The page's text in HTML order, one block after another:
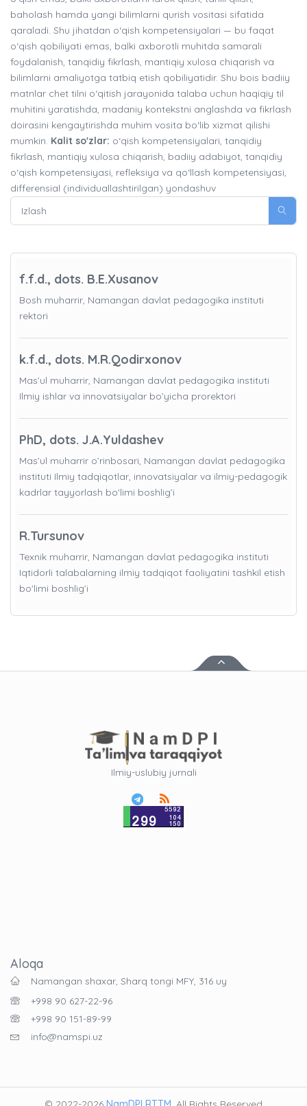
baholash hamda yangi bilimlarni qurish vositasi sifatida
qaraladi. Shu jihatdan o‘qish kompetensiyalari — bu faqat
o‘qish qobiliyati emas, balki axborotli muhitda samarali
foydalanish, tanqidiy fikrlash, mantiqiy xulosa chiqarish va
bilimlarni amaliyotga tatbiq etish qobiliyatidir. Shu bois badiiy
matnlar chet tilni o‘qitish jarayonida talaba uchun haqiqiy til
muhitini yaratishda, madaniy kontekstni anglashda va fikrlash
doirasini kengaytirishda muhim vosita bo‘lib xizmat qilishi
mumkin. Kalit so'zlar: o‘qish kompetensiyalari, tanqidiy
fikrlash, mantiqiy xulosa chiqarish, badiiy adabiyot, tanqidiy
o‘qish kompetensiyasi, refleksiya va qo‘llash kompetensiyasi,
differensial (individuallashtirilgan) yondashuv
f.f.d., dots. B.E.Xusanov
Bosh muharrir, Namangan davlat pedagogika instituti
rektori
k.f.d., dots. M.R.Qodirxonov
Mas’ul muharrir, Namangan davlat pedagogika instituti
Ilmiy ishlar va innovatsiyalar bo’yicha prorektori
PhD, dots. J.A.Yuldashev
Mas’ul muharrir o’rinbosari, Namangan davlat pedagogika
instituti Ilmiy tadqiqotlar, innovatsiyalar va ilmiy-pedagogik
kadrlar tayyorlash bo'limi boshlig’i
R.Tursunov
Texnik muharrir, Namangan davlat pedagogika instituti
Iqtidorli talabalarning ilmiy tadqiqot faoliyatini tashkil etish
bo'limi boshlig’i
Ilmiy-uslubiy jurnali
Aloqa
Namangan shaxar, Sharq tongi MFY, 316 uy
+998 90 627-22-96
+998 90 151-89-99
info@namspi.uz